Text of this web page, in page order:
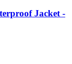
Jacket -